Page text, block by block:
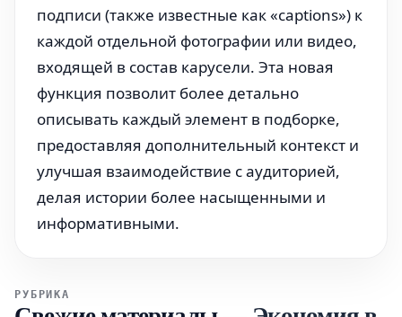
подписи (также известные как «captions») к
каждой отдельной фотографии или видео,
входящей в состав карусели. Эта новая
функция позволит более детально
описывать каждый элемент в подборке,
предоставляя дополнительный контекст и
улучшая взаимодействие с аудиторией,
делая истории более насыщенными и
информативными.
РУБРИКА